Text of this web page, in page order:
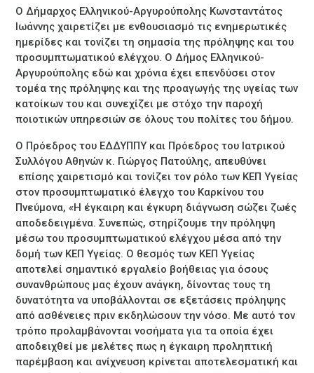
O Δήμαρχος Ελληνικού-Αργυρούπολης Κωνσταντάτος
Ιωάννης χαιρετίζει με ενθουσιασμό τις ενημερωτικές
ημερίδες και τονίζει τη σημασία της πρόληψης και του
προσυμπτωματικού ελέγχου. Ο Δήμος Ελληνικού-
Αργυρούπολης εδώ και χρόνια έχει επενδύσει στον
τομέα της πρόληψης και της προαγωγής της υγείας των
κατοίκων του και συνεχίζει με στόχο την παροχή
ποιοτικών υπηρεσιών σε όλους του πολίτες του δήμου.
Ο Πρόεδρος του ΕΔΔΥΠΠΥ και Πρόεδρος του Ιατρικού
Συλλόγου Αθηνών κ. Γιώργος Πατούλης, απευθύνει
επίσης χαιρετισμό και τονίζει τον ρόλο των ΚΕΠ Υγείας
στον προσυμπτωματικό έλεγχο του Καρκίνου του
Πνεύμονα, «Η έγκαιρη και έγκυρη διάγνωση σώζει ζωές
αποδεδειγμένα. Συνεπώς, στηρίζουμε την πρόληψη
μέσω του προσυμπτωματικού ελέγχου μέσα από την
δομή των ΚΕΠ Υγείας. Ο θεσμός των ΚΕΠ Υγείας
αποτελεί σημαντικό εργαλείο βοήθειας για όσους
συνανθρώπους μας έχουν ανάγκη, δίνοντας τους τη
δυνατότητα να υποβάλλονται σε εξετάσεις πρόληψης
από ασθένειες πριν εκδηλώσουν την νόσο. Με αυτό τον
τρόπο προλαμβάνονται νοσήματα για τα οποία έχει
αποδειχθεί με μελέτες πως η έγκαιρη προληπτική
παρέμβαση και ανίχνευση κρίνεται αποτελεσματική και